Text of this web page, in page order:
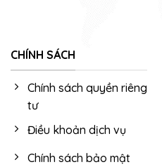
CHÍNH SÁCH
Chính sách quyền riêng
tư
Điều khoản dịch vụ
Chính sách bảo mật